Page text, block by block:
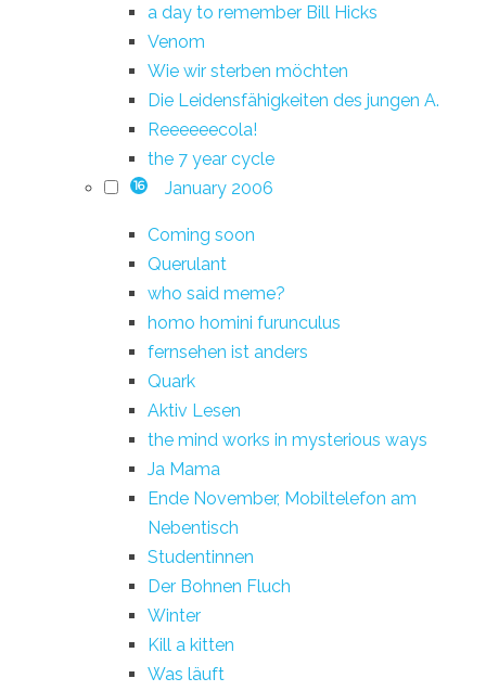
a day to remember Bill Hicks
Venom
Wie wir sterben möchten
Die Leidensfähigkeiten des jungen A.
Reeeeeecola!
the 7 year cycle
16 January 2006
Coming soon
Querulant
who said meme?
homo homini furunculus
fernsehen ist anders
Quark
Aktiv Lesen
the mind works in mysterious ways
Ja Mama
Ende November, Mobiltelefon am
Nebentisch
Studentinnen
Der Bohnen Fluch
Winter
Kill a kitten
Was läuft